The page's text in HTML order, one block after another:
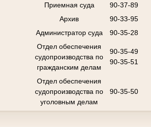
Приемная суда
90-37-89
Архив
90-33-95
Администратор суда
90-35-28
Отдел обеспечения
судопроизводства по
гражданским делам
90-35-49
90-35-51
Отдел обеспечения
судопроизводства по
уголовным делам
90-35-50